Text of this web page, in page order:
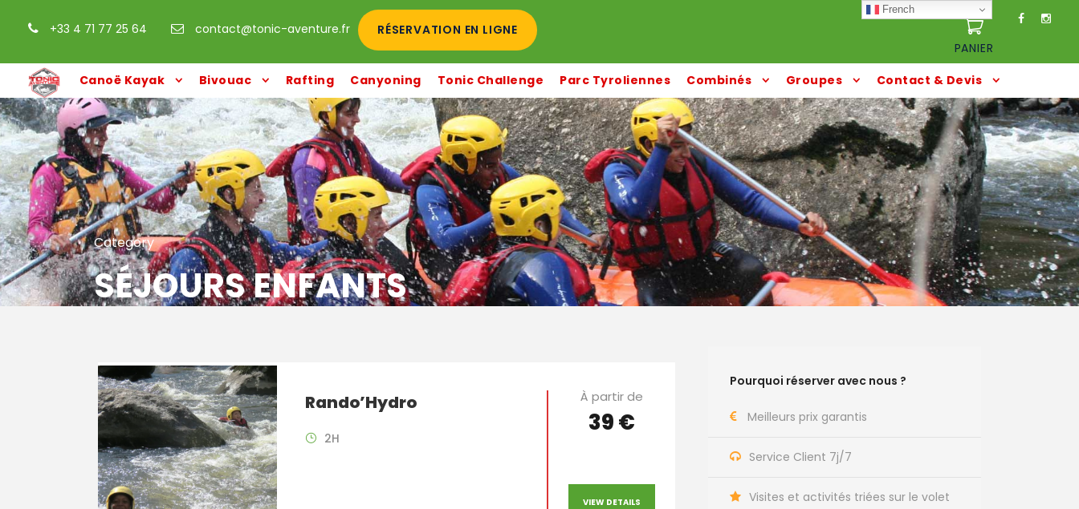
+33 4 71 77 25 64 contact@tonic-aventure.fr
RÉSERVATION EN LIGNE
PANIER
Canoë Kayak Bivouac Rafting Canyoning Tonic Challenge Parc Tyroliennes Combinés Groupes Contact & Devis
Category
SÉJOURS ENFANTS
Rando’Hydro
2H
À partir de
39 €
VIEW DETAILS
Pourquoi réserver avec nous ?
Meilleurs prix garantis
Service Client 7j/7
Visites et activités triées sur le volet
French